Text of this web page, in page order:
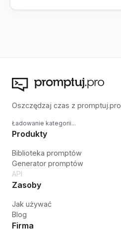
Oszczędzaj czas z promptuj.pro
Ładowanie kategorii...
Produkty
Biblioteka promptów
Generator promptów
API
Zasoby
Jak używać
Blog
Firma